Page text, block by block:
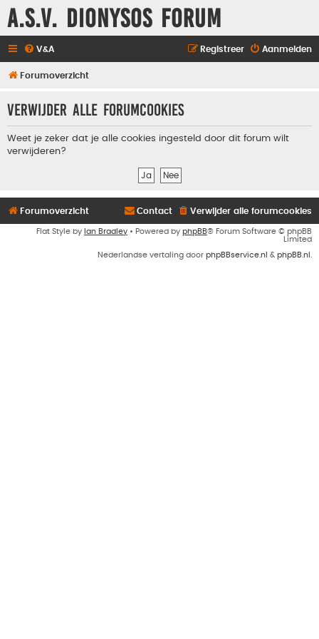
A.S.V. Dionysos Forum
V&A Aanmelden
Registreer
Forumoverzicht
Verwijder alle forumcookies
Weet je zeker dat je alle cookies ingesteld door dit forum wilt
verwijderen?
Forumoverzicht Verwijder alle forumcookies
Contact
Flat Style by Ian Bradley • Powered by phpBB® Forum Software © phpBB
Limited
Nederlandse vertaling door phpBBservice.nl & phpBB.nl